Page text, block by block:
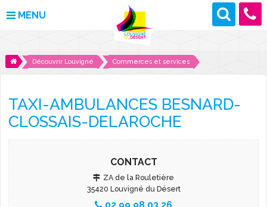
MENU
MAIRIE
DÉCOUVRIR LOUVIGNÉ
DES PROJETS POUR DEMAIN
Découvrir Louvigné Commerces et services
TAXI-AMBULANCES BESNARD-
CLOSSAIS-DELAROCHE
CONTACT
ZA de la Rouletière
35420 Louvigné du Désert